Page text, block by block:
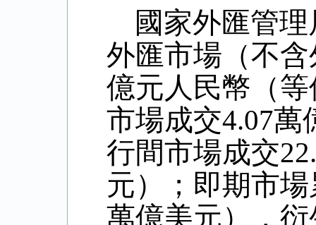
國家外匯管
外匯市場（不
億元人民幣（等
市場成交4.07萬
行間市場成交
元）；即期市
萬億美元），